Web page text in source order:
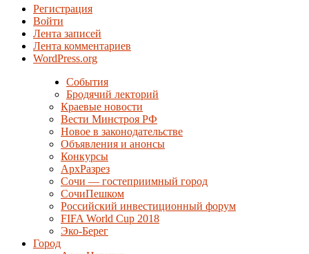
Регистрация
Войти
Лента записей
Лента комментариев
WordPress.org
События
Бродячий лекторий
Краевые новости
Вести Минстроя РФ
Новое в законодательстве
Объявления и анонсы
Конкурсы
АрхРазрез
Сочи — гостеприимный город
СочиПешком
Российский инвестиционный форум
FIFA World Cup 2018
Эко-Берег
Город